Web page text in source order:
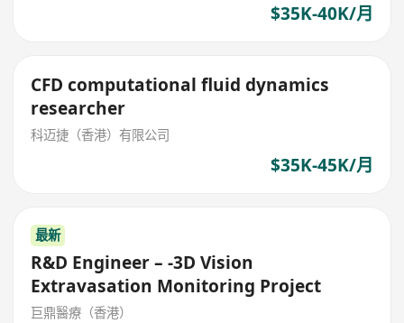
$35K-40K/月
CFD computational fluid dynamics
researcher
科迈捷（香港）有限公司
$35K-45K/月
最新
R&D Engineer – -3D Vision
Extravasation Monitoring Project
巨鼎醫療（香港）